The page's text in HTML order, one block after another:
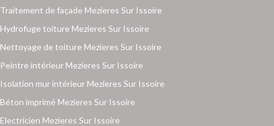
Traitement de façade Mezieres Sur Issoire
Hydrofuge toiture Mezieres Sur Issoire
Nettoyage de toiture Mezieres Sur Issoire
Peintre intérieur Mezieres Sur Issoire
Isolation mur intérieur Mezieres Sur Issoire
Béton imprimé Mezieres Sur Issoire
Electricien Mezieres Sur Issoire